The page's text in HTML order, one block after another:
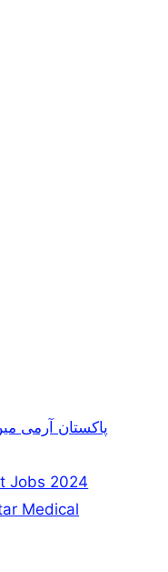
پاکستان آرمی
Jobs 2024
Medical